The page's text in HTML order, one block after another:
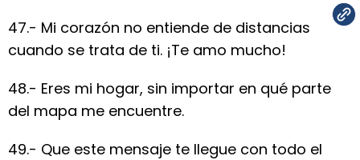
47.- Mi corazón no entiende de distancias
cuando se trata de ti. ¡Te amo mucho!
48.- Eres mi hogar, sin importar en qué parte
del mapa me encuentre.
49.- Que este mensaje te llegue con todo el